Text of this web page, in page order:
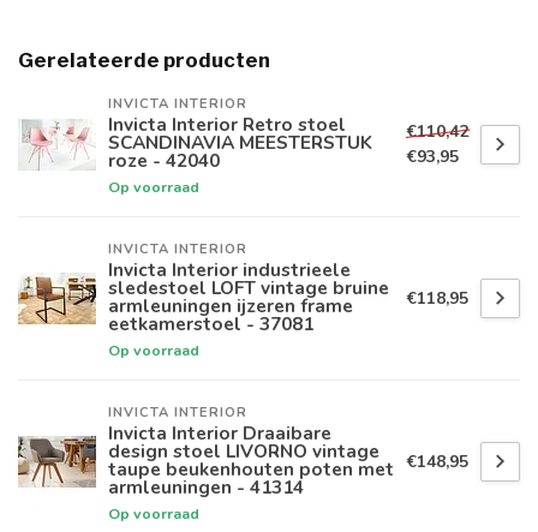
Gerelateerde producten
INVICTA INTERIOR
Invicta Interior Retro stoel
SCANDINAVIA MEESTERSTUK
roze - 42040
Op voorraad
€110,42
€93,95
INVICTA INTERIOR
Invicta Interior industrieele
sledestoel LOFT vintage bruine
armleuningen ijzeren frame
eetkamerstoel - 37081
Op voorraad
€118,95
INVICTA INTERIOR
Invicta Interior Draaibare
design stoel LIVORNO vintage
taupe beukenhouten poten met
armleuningen - 41314
Op voorraad
€148,95